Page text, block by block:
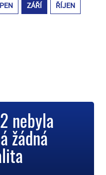
ZÁŘÍ ŘÍJEN
nebyla
žádná